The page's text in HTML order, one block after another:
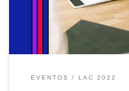
Integral de Medición […]
EVENTOS LAC 2022